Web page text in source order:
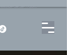
particular Rua Pitu, 72, Sala 65